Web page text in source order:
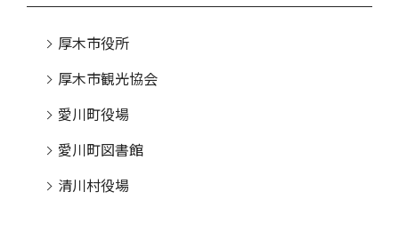
厚木市役所
厚木市観光協会
愛川町役場
愛川町図書館
清川村役場